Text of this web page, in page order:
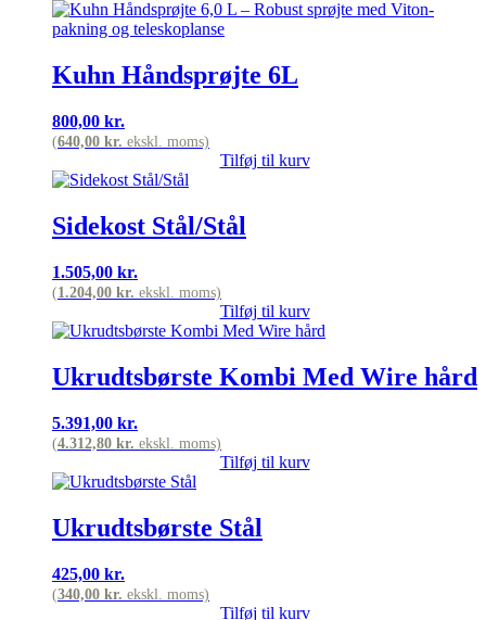
Kuhn Håndsprøjte 6L
800,00 kr.
(640,00 kr. ekskl. moms)
Tilføj til kurv
Sidekost Stål/Stål
1.505,00 kr.
(1.204,00 kr. ekskl. moms)
Tilføj til kurv
Ukrudtsbørste Kombi Med Wire hård
5.391,00 kr.
(4.312,80 kr. ekskl. moms)
Tilføj til kurv
Ukrudtsbørste Stål
425,00 kr.
(340,00 kr. ekskl. moms)
Tilføj til kurv